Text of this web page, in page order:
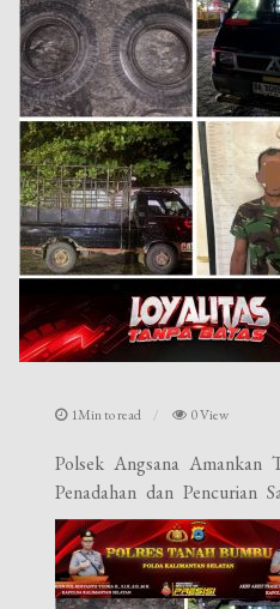
1Min to read 0 View
Polsek Angsana Amankan
Penadahan dan Pencurian